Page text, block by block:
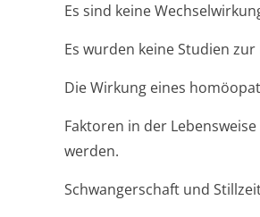
Es sind keine
Es wurden keine Studien
Die Wirkung eines
Faktoren in der
werden.
Schwangerschaft und